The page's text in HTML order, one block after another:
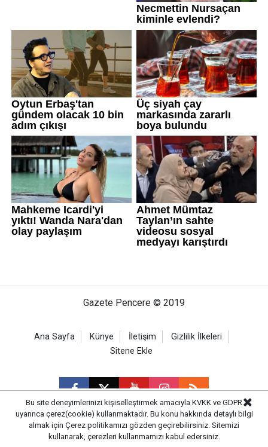
Gazete Pencere © 2019
Ana Sayfa Künye İletişim
Gizlilik İlkeleri
Sitene Ekle
CM Bilişim
Bu site deneyimlerinizi kişiselleştirmek amacıyla KVKK ve GDPR
uyarınca çerez(cookie) kullanmaktadır. Bu konu hakkında detaylı bilgi
almak için Çerez politikamızı gözden geçirebilirsiniz. Sitemizi
kullanarak, çerezleri kullanmamızı kabul edersiniz.